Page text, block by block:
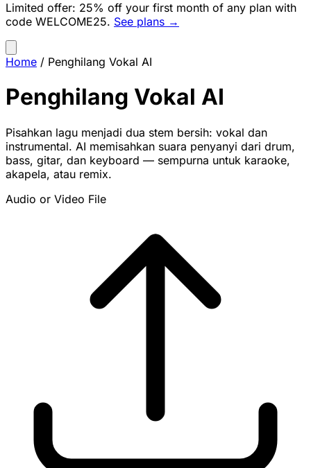
Limited offer: 25% off your first month of any plan with
code WELCOME25. See plans →
Home / Penghilang Vokal AI
Penghilang Vokal AI
Pisahkan lagu menjadi dua stem bersih: vokal dan
instrumental. AI memisahkan suara penyanyi dari drum,
bass, gitar, dan keyboard — sempurna untuk karaoke,
akapela, atau remix.
Audio or Video File